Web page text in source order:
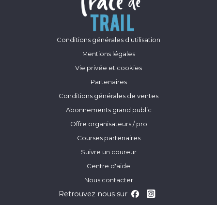
Conditions générales d'utilisation
Mentions légales
Vie privée et cookies
Partenaires
Conditions générales de ventes
Abonnements grand public
Offre organisateurs / pro
Courses partenaires
Suivre un coureur
Centre d'aide
Nous contacter
Retrouvez nous sur